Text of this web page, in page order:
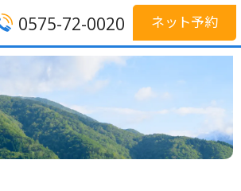
0575-72-0020 ネット予約